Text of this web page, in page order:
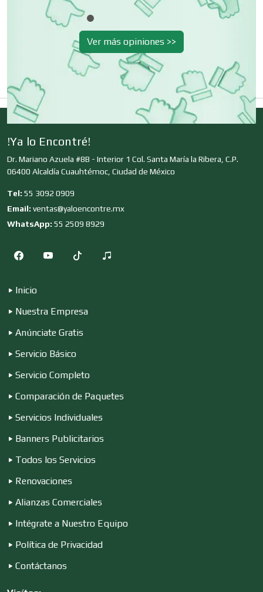
Dermatólogos
Desarrollo de Software
Dulcerías
Editores
Electricidad y Plomería
Electrodomésticos
Electrónica
Elevadores y Ascensores
Empaques y Embalajes
Empresas de Limpieza
Ver más opiniones >>
!Ya lo Encontré!
Dr. Mariano Azuela #8B - Interior 1 Col. Santa María la Ribera, C.P.
06400 Alcaldía Cuauhtémoc, Ciudad de México
Tel: 55 3092 0909
Email: ventas@yaloencontre.mx
WhatsApp: 55 2509 8929
Inicio
Nuestra Empresa
Anúnciate Gratis
Servicio Básico
Servicio Completo
Comparación de Paquetes
Servicios Individuales
Banners Publicitarios
Todos los Servicios
Renovaciones
Alianzas Comerciales
Intégrate a Nuestro Equipo
Política de Privacidad
Contáctanos